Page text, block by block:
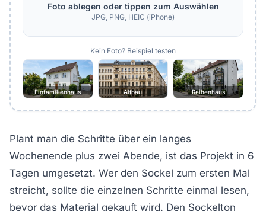
Foto ablegen oder tippen zum Auswählen
JPG, PNG, HEIC (iPhone)
Kein Foto? Beispiel testen
Einfamilienhaus Altbau Reihenhaus
Plant man die Schritte über ein langes
Wochenende plus zwei Abende, ist das Projekt in 6
Tagen umgesetzt. Wer den Sockel zum ersten Mal
streicht, sollte die einzelnen Schritte einmal lesen,
bevor das Material gekauft wird. Den Sockelton